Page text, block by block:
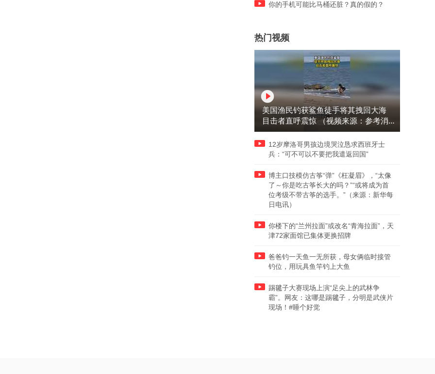
你的手机可能比马桶还脏？真的假的？
热门视频
美国渔民钓获鲨鱼徒手将其拽回大海
目击者直呼震惊 （视频来源：参考消
息）
12岁摩洛哥男孩边境哭泣恳求西班牙士
兵：“可不可以不要把我遣返回国”
博主口技模仿古筝“弹”《枉凝眉》，“太像
了～你是吃古筝长大的吗？”“或将成为首
位考级不带古筝的选手。”（来源：新华每
日电讯）
你楼下的“兰州拉面”或改名“青海拉面”，天
津72家面馆已集体更换招牌
爸爸钓一天鱼一无所获，母女俩临时接管
钓位，用玩具鱼竿钓上大鱼
踢毽子大赛现场上演“足尖上的武林争
霸”。网友：这哪是踢毽子，分明是武侠片
现场！#睡个好觉